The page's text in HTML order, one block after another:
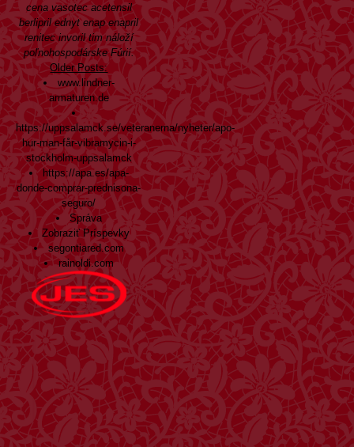
cena vasotec acetensil
berlipril ednyt enap enapril
renitec invoril tim náloží
poľnohospodárske Fúrií.
Older Posts:
www.lindner-
armaturen.de
https://uppsalamck.se/veteranerna/nyheter/apo-
hur-man-får-vibramycin-i-
stockholm-uppsalamck
https://apa.es/apa-
donde-comprar-prednisona-
seguro/
Správa
Zobraziť Príspevky
segontiared.com
rainoldi.com